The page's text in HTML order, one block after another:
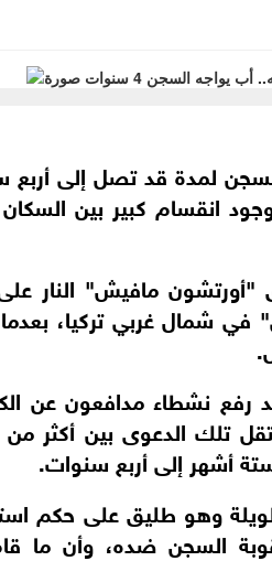
46 عامًا عقوبة السجن لمدة قد تصل
انقسام كبير بين
عام 2022 عندما أطلق "أورتشون
شمال غربي تركيا،
رفع نشطاء مدافعون
تلك الدعوى بين أكثر
أشهر إلى أربع سنوات.
السجن ضده، وأن ما